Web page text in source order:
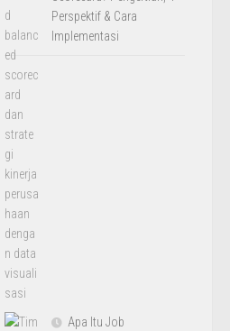
Perspektif & Cara
Implementasi
Apa Itu Job